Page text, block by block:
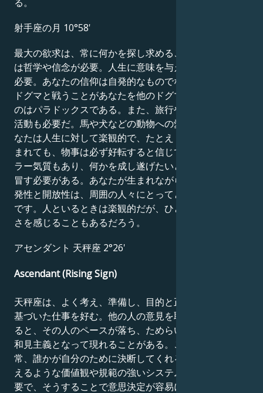
射手座の月 10°58'
最大の欲求は、常に何かを探し求めること。安心するに
は哲学や信念が必要。人生に意味を与える目標や使命が
必要。あなたの信仰は自発的なものでなければならず、
ドグマと戦うことがあなたを他のドグマへと導くという
のはパラドックスである。また、旅行やスポーツなど、
活動も必要だ。馬や犬などの動物への愛情も重要だ。あ
なたは人生に対して楽観的で、たとえトラブルに巻き込
まれても、物事は必ず好転すると信じている。ギャンブ
ラー気質もあり、何かを成し遂げたいときにはリスクを
冒す必要がある。あなたが生まれながらに持っている自
発性と開放性は、周囲の人々にとってとても新鮮なもの
です。人といるときは楽観的だが、ひとりになると虚し
さを感じることもあるだろう。
アセンダント 天秤座 2°26'
Ascendant (Rising Sign)
天秤座は、よく考え、準備し、目的と正しい状況判断に
基づいた仕事を好む。他の人の意見を取り入れようとす
ると、その人のペースが落ち、ためらいや優柔不断、日
和見主義となって現れることがある。このような人は通
常、誰かが自分のために決断してくれることを好む。従
えるような価値観や規範の強いシステムを作ることが重
要で、そうすることで意思決定が容易になるからだ。